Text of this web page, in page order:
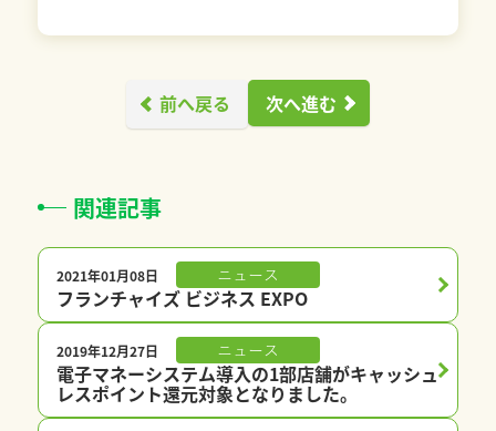
前へ戻る 次へ進む
関連記事
2021年01月08日 ニュース
フランチャイズ ビジネス EXPO
2019年12月27日 ニュース
電子マネーシステム導入の1部店舗がキャッシュ
レスポイント還元対象となりました。